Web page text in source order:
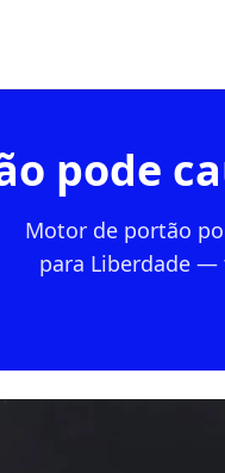
pode
Motor de portão
para Liberdade —